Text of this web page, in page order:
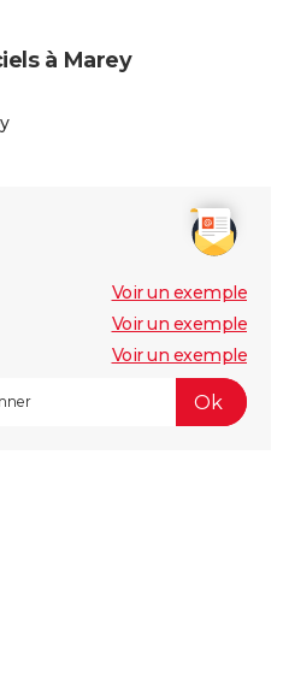
à Marey
Voir un exemple
Voir un exemple
Voir un exemple